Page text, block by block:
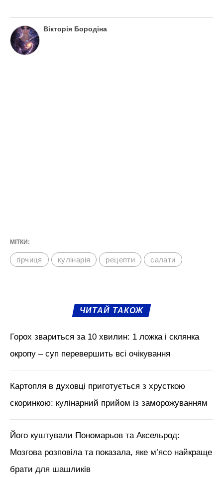
Вікторія Бородіна
МІТКИ:
гірчиця кулінарія рецепти салати
ЧИТАЙ ТАКОЖ
Горох звариться за 10 хвилин: 1 ложка і склянка
окропу – суп перевершить всі очікування
Картопля в духовці приготується з хрусткою
скоринкою: кулінарний прийом із заморожуванням
Його куштували Пономарьов та Аксельрод:
Мозгова розповіла та показала, яке м’ясо найкраще
брати для шашликів